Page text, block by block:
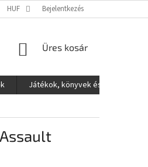
HUF Bejelentkezés
KOSÁR
Üres kosár
Játékok, könyvek és egyéb